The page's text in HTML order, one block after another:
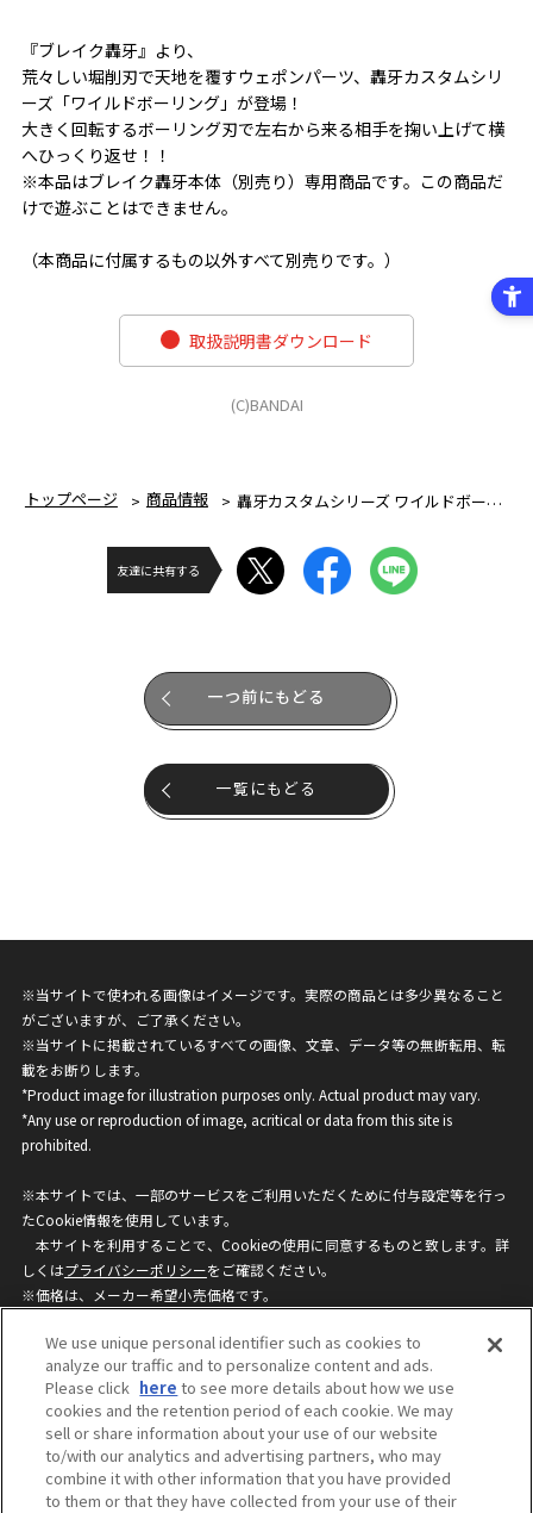
『ブレイク轟牙』より、
荒々しい堀削刃で天地を覆すウェポンパーツ、轟牙カスタムシリ
ーズ「ワイルドボーリング」が登場！
大きく回転するボーリング刃で左右から来る相手を掬い上げて横
へひっくり返せ！！
※本品はブレイク轟牙本体（別売り）専用商品です。この商品だ
けで遊ぶことはできません。
（本商品に付属するもの以外すべて別売りです。）
取扱説明書ダウンロード
(C)BANDAI
トップページ 商品情報 轟牙カスタムシリーズ ワイルドボーリング
友達に共有する
一つ前にもどる
一覧にもどる
※当サイトで使われる画像はイメージです。実際の商品とは多少異なること
がございますが、ご了承ください。
※当サイトに掲載されているすべての画像、文章、データ等の無断転用、転
載をお断りします。
*Product image for illustration purposes only. Actual product may vary.
*Any use or reproduction of image, acritical or data from this site is
prohibited.
※本サイトでは、一部のサービスをご利用いただくために付与設定等を行っ
たCookie情報を使用しています。
本サイトを利用することで、Cookieの使用に同意するものと致します。詳
しくはプライバシーポリシーをご確認ください。
※価格は、メーカー希望小売価格です。
ざいますのでご了承ください。
privacypolicy
Do Not Sell or Share My
Personal Information
ウェブサイトご利用条件
ソーシャルメディアポリシー
個人情報保護方針
お問い合わせ
We use unique personal identifier such as cookies to
analyze our traffic and to personalize content and ads.
Please click here to see more details about how we use
cookies and the retention period of each cookie. We may
sell or share information about your use of our website
to/with our analytics and advertising partners, who may
combine it with other information that you have provided
to them or that they have collected from your use of their